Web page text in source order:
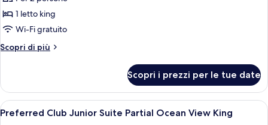
Junior
Suite
View
1 letto king
Wi-Fi gratuito
Scopri di più
Altri
Suite
Pool
View
Scopri i prezzi per le tue date
Apri
tutte
Un balcone con mobili in vimini,
6
Preferred Club Junior Suite Partial Ocean View King